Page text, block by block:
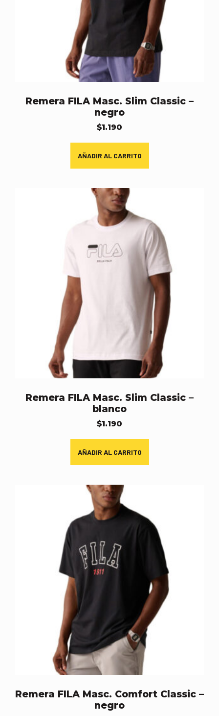
Remera FILA Masc. Slim Classic –
negro
$1.190
AÑADIR AL CARRITO
Remera FILA Masc. Slim Classic –
blanco
$1.190
AÑADIR AL CARRITO
Remera FILA Masc. Comfort Classic –
negro